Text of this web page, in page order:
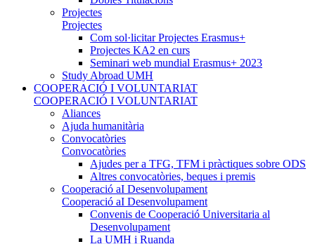
Projectes
Projectes
Com sol·licitar Projectes Erasmus+
Projectes KA2 en curs
Seminari web mundial Erasmus+ 2023
Study Abroad UMH
COOPERACIÓ I VOLUNTARIAT
COOPERACIÓ I VOLUNTARIAT
Aliances
Ajuda humanitària
Convocatòries
Convocatòries
Ajudes per a TFG, TFM i pràctiques sobre ODS
Altres convocatòries, beques i premis
Cooperació aI Desenvolupament
Cooperació aI Desenvolupament
Convenis de Cooperació Universitaria al
Desenvolupament
La UMH i Ruanda